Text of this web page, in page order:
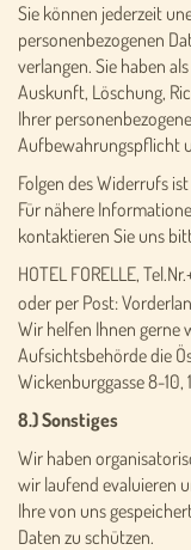
Sie können jederzeit
personenbezogenen
verlangen. Sie haben
Auskunft, Löschung,
Ihrer
Aufbewahrungspflicht
Folgen des Widerrufs
Für nähere
kontaktieren Sie uns
HOTEL FORELLE,
oder per Post:
Wir helfen Ihnen gerne
Aufsichtsbehörde die
Wickenburggasse 8-10,
8.) Sonstiges
Wir haben
wir laufend evaluieren
Ihre von uns
Daten zu schützen.